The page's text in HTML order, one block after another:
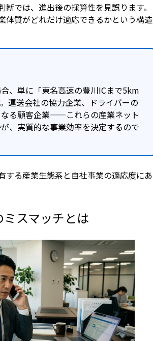
では、進出後の採算性を見誤ります。
体質がどれだけ適応できるかという構造
、単に「東名高速の豊川ICまで5km
運送会社の協力企業、ドライバーの
る顧客企業——これらの産業ネット
、実質的な事業効率を決定するので
する産業生態系と自社事業の適応度にあ
スマッチとは